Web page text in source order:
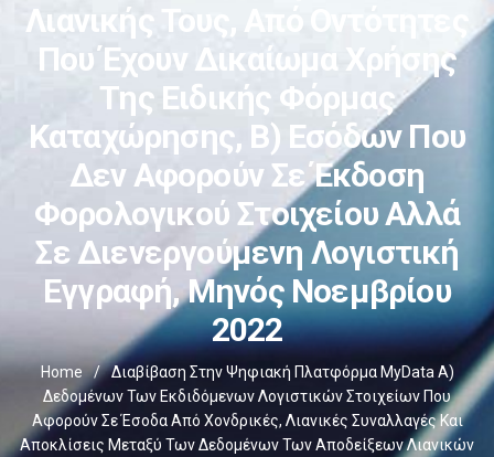
Λιανικής Τους, Από Οντότητες
Που Έχουν Δικαίωμα Χρήσης
Της Ειδικής Φόρμας
Καταχώρησης, Β) Εσόδων Που
Δεν Αφορούν Σε Έκδοση
Φορολογικού Στοιχείου Αλλά
Σε Διενεργούμενη Λογιστική
Εγγραφή, Μηνός Νοεμβρίου
2022
Home /
Διαβίβαση Στην Ψηφιακή Πλατφόρμα MyData Α)
Δεδομένων Των Εκδιδόμενων Λογιστικών Στοιχείων Που
Αφορούν Σε Έσοδα Από Χονδρικές, Λιανικές Συναλλαγές Και
Αποκλίσεις Μεταξύ Των Δεδομένων Των Αποδείξεων Λιανικών